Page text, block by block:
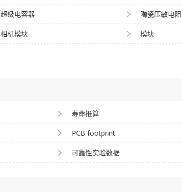
超级电容器 陶瓷压敏电阻
相机模块 模块
寿命推算
PCB footprint
可靠性实验数据